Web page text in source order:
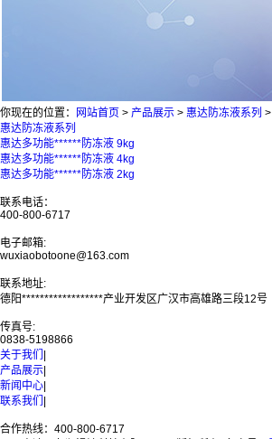
你现在的位置： 网站首页 > 产品展示 > 惠达防冻液系列 >
惠达防冻液系列
惠达多功能******防冻液 9kg
惠达多功能******防冻液 4kg
惠达多功能******防冻液 2kg
联系电话：
400-800-6717
电子邮箱:
wuxiaobotoone@163.com
联系地址:
德阳******************产业开发区广汉市高雄路三段12号
传真号:
0838-5198866
关于我们
产品展示
新闻中心
联系我们
合作热线：400-800-6717